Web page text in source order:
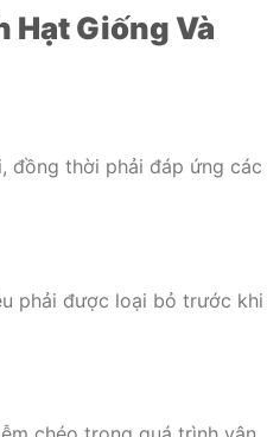
Hạt Giống Và
đồng thời phải đáp ứng các
phải được loại bỏ trước khi